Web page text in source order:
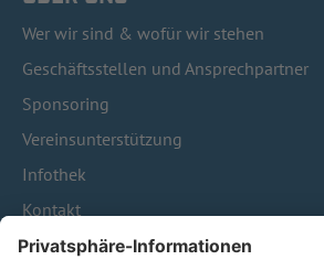
Wer wir sind & wofür wir stehen
Geschäftsstellen und Ansprechpartner
Sponsoring
Vereinsunterstützung
Infothek
Kontakt